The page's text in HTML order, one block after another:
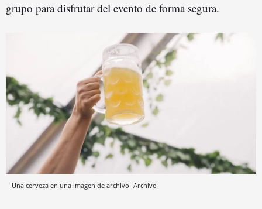
grupo para disfrutar del evento de forma segura.
Una cerveza en una imagen de archivo Archivo